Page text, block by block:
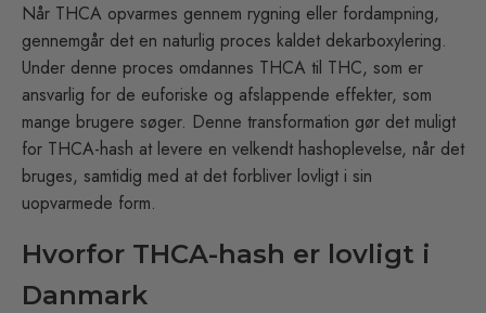
Når THCA opvarmes gennem rygning eller fordampning,
gennemgår det en naturlig proces kaldet dekarboxylering.
Under denne proces omdannes THCA til THC, som er
ansvarlig for de euforiske og afslappende effekter, som
mange brugere søger. Denne transformation gør det muligt
for THCA-hash at levere en velkendt hashoplevelse, når det
bruges, samtidig med at det forbliver lovligt i sin
uopvarmede form.
Hvorfor THCA-hash er lovligt i
Danmark